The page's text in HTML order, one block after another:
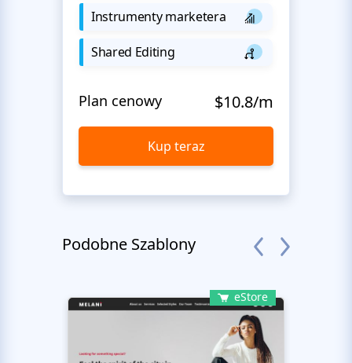
Instrumenty marketera
Shared Editing
Plan cenowy $10.8/m
Kup teraz
Podobne Szablony
eStore